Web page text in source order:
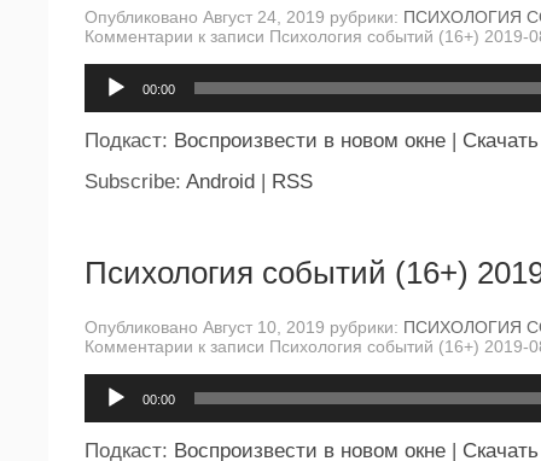
Опубликовано Август 24, 2019 рубрики: ПСИХОЛОГИЯ
Комментарии к записи Психология событий (16+) 2019-
00:00
Подкаст: Воспроизвести в новом окне | Скачать
Subscribe: Android | RSS
Психология событий (16+)
Опубликовано Август 10, 2019 рубрики: ПСИХОЛОГИЯ
Комментарии к записи Психология событий (16+) 2019-
00:00
Подкаст: Воспроизвести в новом окне
Скачать